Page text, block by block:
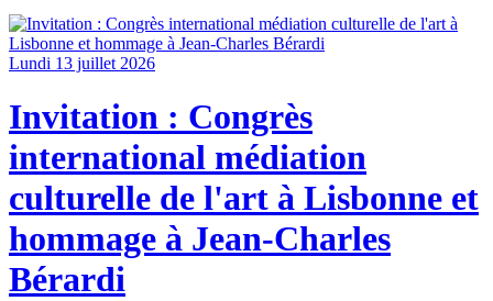
Lundi 13 juillet 2026
Invitation : Congrès
international médiation
culturelle de l'art à Lisbonne et
hommage à Jean-Charles
Bérardi